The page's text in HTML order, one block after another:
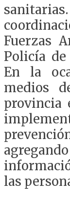
Fuerzas
Policía de
En la
medios
provincia
las